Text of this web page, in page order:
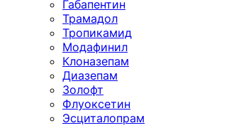
Габапентин
Трамадол
Тропикамид
Модафинил
Клоназепам
Диазепам
Золофт
Флуоксетин
Эсциталопрам